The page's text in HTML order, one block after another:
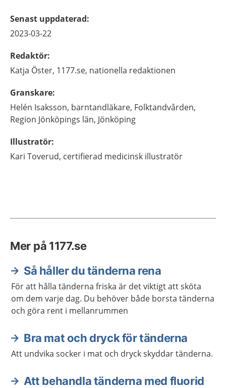
Senast uppdaterad:
2023-03-22
Redaktör:
Katja Öster, 1177.se, nationella redaktionen
Granskare:
Helén Isaksson, barntandläkare, Folktandvården,
Region Jönköpings län, Jönköping
Illustratör:
Kari Toverud, certifierad medicinsk illustratör
Mer på 1177.se
Så håller du tänderna rena
För att hålla tänderna friska är det viktigt att sköta
om dem varje dag. Du behöver både borsta tänderna
och göra rent i mellanrummen
Bra mat och dryck för tänderna
Att undvika socker i mat och dryck skyddar tänderna.
Att behandla tänderna med fluorid